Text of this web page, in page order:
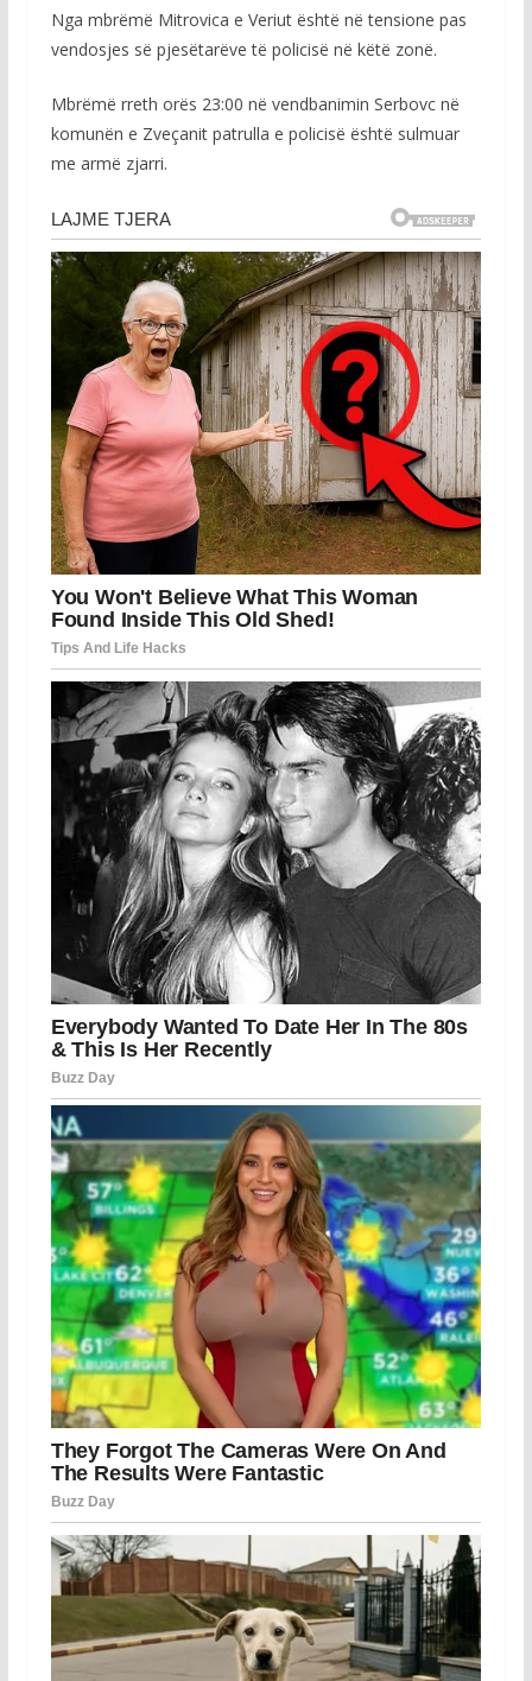
Nga mbrëmë Mitrovica e Veriut është në tensione pas
vendosjes së pjesëtarëve të policisë në këtë zonë.
Mbrëmë rreth orës 23:00 në vendbanimin Serbovc në
komunën e Zveçanit patrulla e policisë është sulmuar
me armë zjarri.